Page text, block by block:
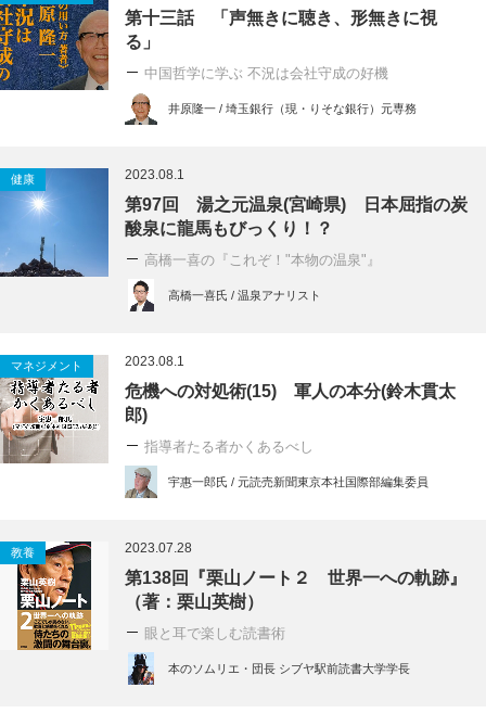
第十三話 「声無きに聴き、形無きに視
る」
中国哲学に学ぶ 不況は会社守成の好機
井原隆一 / 埼玉銀行（現・りそな銀行）元専務
健康 2023.08.1
第97回 湯之元温泉(宮崎県) 日本屈指の炭
酸泉に龍馬もびっくり！？
高橋一喜の『これぞ！"本物の温泉"』
高橋一喜氏 / 温泉アナリスト
マネジメント 2023.08.1
危機への対処術(15) 軍人の本分(鈴木貫太
郎)
指導者たる者かくあるべし
宇惠一郎氏 / 元読売新聞東京本社国際部編集委員
教養 2023.07.28
第138回『栗山ノート２ 世界一への軌跡』
（著：栗山英樹）
眼と耳で楽しむ読書術
本のソムリエ・団長 シブヤ駅前読書大学学長